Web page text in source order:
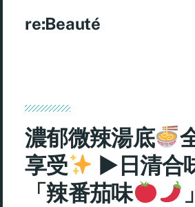
re:Beauté
濃郁微辣湯底
享受
►日清合
「辣番茄味
」